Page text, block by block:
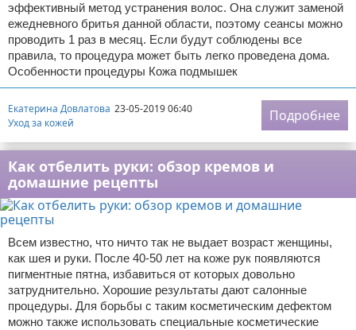
эффективный метод устранения волос. Она служит заменой
ежедневного бритья данной области, поэтому сеансы можно
проводить 1 раз в месяц. Если будут соблюдены все
правила, то процедура может быть легко проведена дома.
Особенности процедуры Кожа подмышек
Екатерина Довлатова 23-05-2019 06:40
Уход за кожей
Подробнее
Как отбелить руки: обзор кремов и
домашние рецепты
Всем известно, что ничто так не выдает возраст женщины,
как шея и руки. После 40-50 лет на коже рук появляются
пигментные пятна, избавиться от которых довольно
затруднительно. Хорошие результаты дают салонные
процедуры. Для борьбы с таким косметическим дефектом
можно также использовать специальные косметические